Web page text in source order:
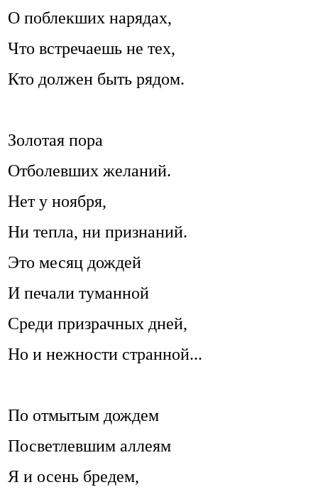
О поблекших нарядах,
Что встречаешь не тех,
Кто должен быть рядом.
Золотая пора
Отболевших желаний.
Нет у ноября,
Ни тепла, ни признаний.
Это месяц дождей
И печали туманной
Среди призрачных дней,
Но и нежности странной...
По отмытым дождем
Посветлевшим аллеям
Я и осень бредем,